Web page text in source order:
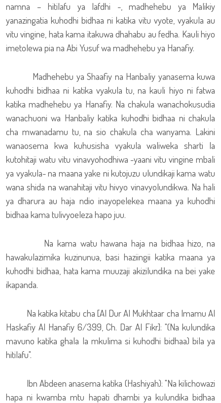
namna – hitilafu ya lafdhi -, madhehebu ya Malikiy
yanazingatia kuhodhi bidhaa ni katika vitu vyote, vyakula au
vitu vingine, hata kama itakuwa dhahabu au fedha. Kauli hiyo
imetolewa pia na Abi Yusuf wa madhehebu ya Hanafiy.
Madhehebu ya Shaafiy na Hanbaliy yanasema kuwa
kuhodhi bidhaa ni katika vyakula tu, na kauli hiyo ni fatwa
katika madhehebu ya Hanafiy. Na chakula wanachokusudia
wanachuoni wa Hanbaliy katika kuhodhi bidhaa ni chakula
cha mwanadamu tu, na sio chakula cha wanyama. Lakini
wanaosema kwa kuhusisha vyakula waliweka sharti la
kutohitaji watu vitu vinavyohodhiwa -yaani vitu vingine mbali
ya vyakula- na maana yake ni kutojuzu ulundikaji kama watu
wana shida na wanahitaji vitu hivyo vinavyolundikwa. Na hali
ya dharura au haja ndio inayopelekea maana ya kuhodhi
bidhaa kama tulivyoeleza hapo juu.
Na kama watu hawana haja na bidhaa hizo, na
hawakulazimika kuzinunua, basi haziingii katika maana ya
kuhodhi bidhaa, hata kama muuzaji akizilundika na bei yake
ikapanda.
Na katika kitabu cha [Al Dur Al Mukhtaar cha Imamu Al
Haskafiy Al Hanafiy 6/399, Ch. Dar Al Fikr]: "(Na kulundika
mavuno katika ghala la mkulima si kuhodhi bidhaa) bila ya
hitilafu".
Ibn Abdeen anasema katika (Hashiyah): "Na kilichowazi
hapa ni kwamba mtu hapati dhambi ya kulundika bidhaa